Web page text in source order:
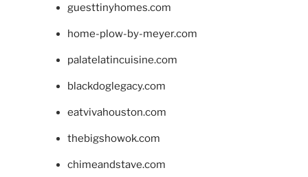
guesttinyhomes.com
home-plow-by-meyer.com
palatelatincuisine.com
blackdoglegacy.com
eatvivahouston.com
thebigshowok.com
chimeandstave.com